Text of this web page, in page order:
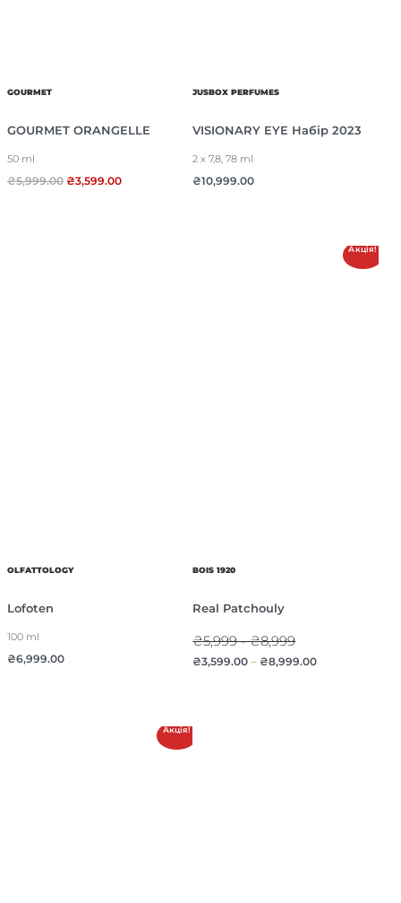
GOURMET
GOURMET ORANGELLE
50 ml
₴5,999.00 ₴3,599.00
JUSBOX PERFUMES
VISIONARY EYE Набір 2023
2 x 7,8, 78 ml
₴10,999.00
OLFATTOLOGY
Lofoten
100 ml
₴6,999.00
Акція!
BOIS 1920
Real Patchouly
₴5,999 - ₴8,999
₴3,599.00 – ₴8,999.00
Акція!